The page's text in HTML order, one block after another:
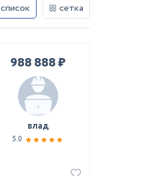
список сетка
988 888 ₽
влад
5.0